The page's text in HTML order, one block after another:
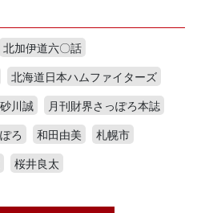
北加伊道六〇話
北海道日本ハムファイターズ
砂川誠
月刊財界さっぽろ本誌
ろ 和田由美
札幌市
桜井良太